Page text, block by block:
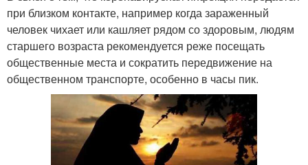
при близком контакте, например когда зараженный
человек чихает или кашляет рядом со здоровым, людям
старшего возраста рекомендуется реже посещать
общественные места и сократить передвижение на
общественном транспорте, особенно в часы пик.